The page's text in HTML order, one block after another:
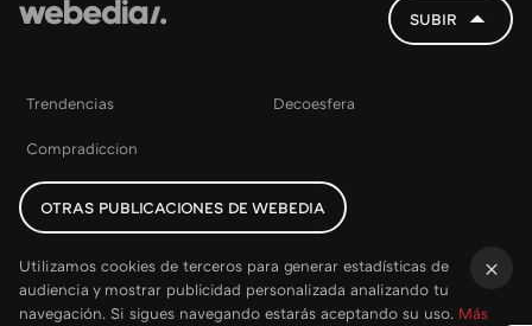
SUBIR
Trendencias Decoesfera
Compradiccion
OTRAS PUBLICACIONES DE WEBEDIA
Utilizamos cookies de terceros para generar estadísticas de
audiencia y mostrar publicidad personalizada analizando tu
navegación. Si sigues navegando estarás aceptando su uso. Más